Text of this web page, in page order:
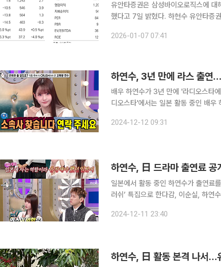
유안타증권은 삼성바이오로직스에
했다고 7일 밝혔다. 하현수 유안타증권 연구원은 "동사는 별도 기준 매출액 1조2772억 원
합하는 실적이 전망된다"며 "1~4공장
2026-01-07 07:41
하연수, 3년 만에 라스 출연
배우 하연수가 3년 만에 '라디오스타에' 출연해 근황을 전
디오스타'에서는 일본 활동 중인 배우 하연수
2024-12-12 09:31
하연수, 日 드라마 출연료
일본에서 활동 중인 하연수가 출연료를 오픈했다. 11일 방송된 MBC ‘라디
러쉬’ 특집으로 한다감, 이순실, 하연수, 크
20% 정도 나왔다”라며 “조선인 유학
2024-12-11 23:40
하연수, 日 활동 본격 나서…